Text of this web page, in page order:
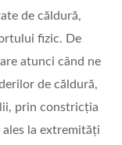
de căldură,
fizic. De
atunci când ne
de căldură,
prin constricţia
ales la extremităţi